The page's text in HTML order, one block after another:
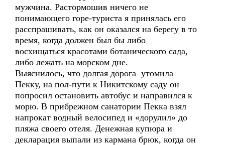
мужчина. Растормошив ничего не
понимающего горе-туриста я принялась его
расспрашивать, как он оказался на берегу в то
время, когда должен был бы либо
восхищаться красотами ботанического сада,
либо лежать на морском дне.
Выяснилось, что долгая дорога утомила
Пекку, на пол-пути к Никитскому саду он
попросил остановить автобус и направился к
морю. В прибрежном санатории Пекка взял
напрокат водный велосипед и «дорулил» до
пляжа своего отеля. Денежная купюра и
декларация выпали из кармана брюк, когда он